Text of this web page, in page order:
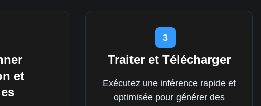
et
3
Traiter et Télécharger
Exécutez une inférence rapide et
optimisée pour générer des